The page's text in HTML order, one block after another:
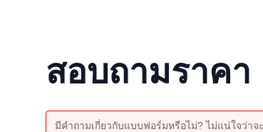
สอบถามราคา
มีคำถามเกี่ยวกับแบบฟอร์มหรือไม่? ไม่แน่ใจว่า